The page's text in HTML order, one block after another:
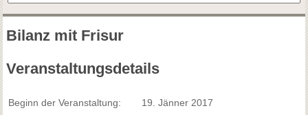
Bilanz mit Frisur
Veranstaltungsdetails
Beginn der Veranstaltung:
19. Jänner 2017